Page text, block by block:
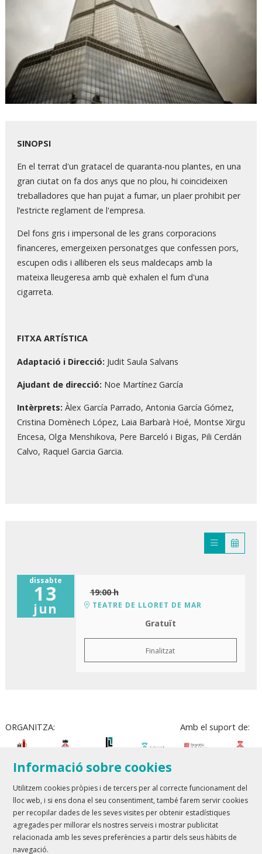
SINOPSI
En el terrat d'un gratacel de quaranta-nou plantes, en una
gran ciutat on fa dos anys que no plou, hi coincideixen
treballadores que han pujat a fumar, un plaer prohibit per
l’estricte reglament de l'empresa.
Del fons gris i impersonal de les grans corporacions
financeres, emergeixen personatges que confessen pors,
escupen odis i alliberen els seus maldecaps amb la
mateixa lleugeresa amb què exhalen el fum d'una
cigarreta.
FITXA ARTÍSTICA
Adaptació i Direcció: Judit Saula Salvans
Ajudant de direcció: Noe Martínez García
Intèrprets: Àlex García Parrado, Antonia García Gómez,
Cristina Domènech López, Laia Barbarà Hoé, Montse Xirgu
Encesa, Olga Menshikova, Pere Barceló i Bigas, Pili Cerdán
Calvo, Raquel Garcia Garcia.
dissabte
13
jun
19:00 h
TEATRE DE LLORET DE MAR
Gratuït
Finalitzat
ORGANITZA: Amb el suport de:
Teatre Lloret de Mar| T 972 361 835
Teatre de Blanes| T 972 358 473
Sitemap Avís Legal Ús de Cookies Contactar
Informació sobre cookies
Utilitzem cookies pròpies i de tercers per al correcte funcionament del
lloc web, i si ens dona el seu consentiment, també farem servir cookies
per recopilar dades de les seves visites per obtenir estadístiques
agregades per millorar els nostres serveis i mostrar publicitat
relacionada amb les seves preferències a partir dels seus hàbits de
navegació.